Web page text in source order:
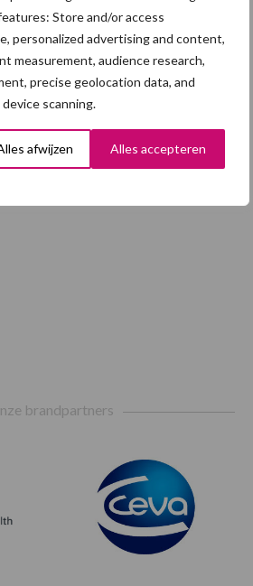
Store and/or access
personalized advertising and content,
measurement, audience research,
precise geolocation data, and
scanning.
afwijzen Alles accepteren
maar dan moet
kloppen
Toon meer
brandpartners